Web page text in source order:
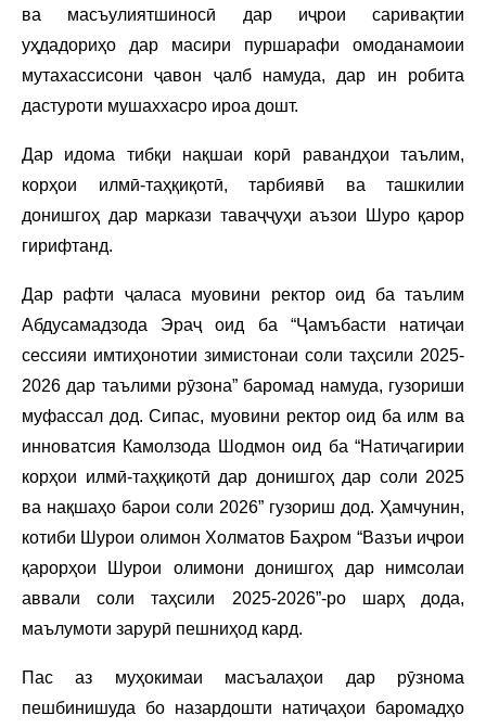
ва масъулиятшиносӣ дар иҷрои саривақтии
уҳдадориҳо дар масири пуршарафи омоданамоии
мутахассисони ҷавон ҷалб намуда, дар ин робита
дастуроти мушаххасро ироа дошт.
Дар идома тибқи нақшаи корӣ равандҳои таълим,
корҳои илмӣ-таҳқиқотӣ, тарбиявӣ ва ташкилии
донишгоҳ дар маркази таваҷҷуҳи аъзои Шуро қарор
гирифтанд.
Дар рафти ҷаласа муовини ректор оид ба таълим
Абдусамадзода Эраҷ оид ба “Ҷамъбасти натиҷаи
сессияи имтиҳонотии зимистонаи соли таҳсили 2025-
2026 дар таълими рӯзона” баромад намуда, гузориши
муфассал дод. Сипас, муовини ректор оид ба илм ва
инноватсия Камолзода Шодмон оид ба “Натиҷагирии
корҳои илмӣ-таҳқиқотӣ дар донишгоҳ дар соли 2025
ва нақшаҳо барои соли 2026” гузориш дод. Ҳамчунин,
котиби Шурои олимон Холматов Баҳром “Вазъи иҷрои
қарорҳои Шурои олимони донишгоҳ дар нимсолаи
аввали соли таҳсили 2025-2026”-ро шарҳ дода,
маълумоти зарурӣ пешниҳод кард.
Пас аз муҳокимаи масъалаҳои дар рӯзнома
пешбинишуда бо назардошти натиҷаҳои баромадҳо